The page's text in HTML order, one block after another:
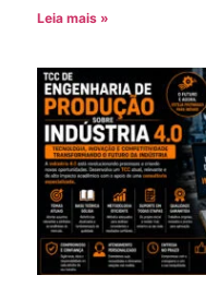
Leia mais »